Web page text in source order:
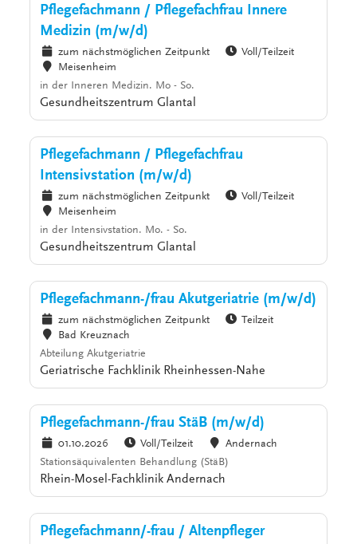
Pflegefachmann / Pflegefachfrau Innere
Medizin (m/w/d)
zum nächstmöglichen Zeitpunkt
Voll/Teilzeit
Meisenheim
in der Inneren Medizin. Mo - So.
Gesundheitszentrum Glantal
Pflegefachmann / Pflegefachfrau
Intensivstation (m/w/d)
zum nächstmöglichen Zeitpunkt
Voll/Teilzeit
Meisenheim
in der Intensivstation. Mo. - So.
Gesundheitszentrum Glantal
Pflegefachmann-/frau Akutgeriatrie (m/w/d)
zum nächstmöglichen Zeitpunkt
Teilzeit
Bad Kreuznach
Abteilung Akutgeriatrie
Geriatrische Fachklinik Rheinhessen-Nahe
Pflegefachmann-/frau StäB (m/w/d)
01.10.2026 Voll/Teilzeit
Andernach
Stationsäquivalenten Behandlung (StäB)
Rhein-Mosel-Fachklinik Andernach
Pflegefachmann/-frau / Altenpfleger